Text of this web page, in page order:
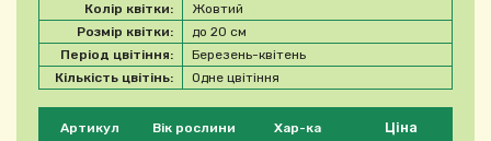
Будь ласка, виберіть продукт
Артикул Вік рослини Хар-ка Ціна
Колір квітки:
Жовтий
Розмір квітки:
до 20 см
Період цвітіння:
Березень-квітень
Кількість цвітінь:
Одне цвітіння